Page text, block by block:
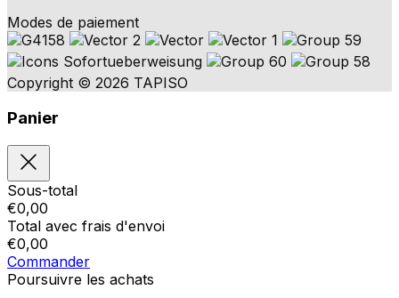
Modes de paiement
Copyright © 2026 TAPISO
Panier
Sous-total
€0,00
Total avec frais d'envoi
€0,00
Commander
Poursuivre les achats